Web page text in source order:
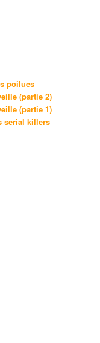
poilues
(partie 2)
(partie 1)
serial killers